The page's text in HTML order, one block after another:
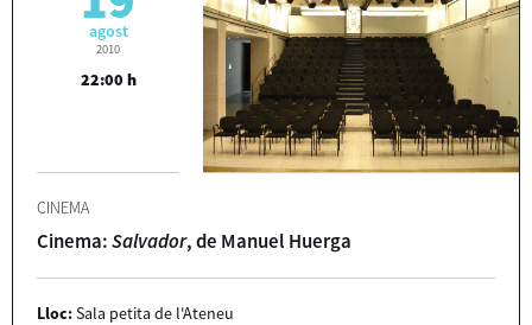
agost
2010
22:00 h
CINEMA
Cinema:Salvador, de Manuel Huerga
Lloc:Sala petita de l'Ateneu